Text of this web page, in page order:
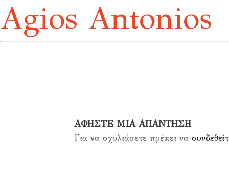
Agios Antonios
ΑΦΉΣΤΕ ΜΙΑ ΑΠΆΝΤΗΣΗ
Για να σχολιάσετε πρέπει να